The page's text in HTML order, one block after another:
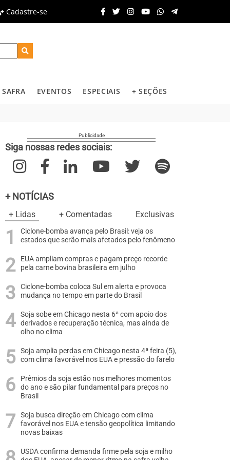
Cadastre-se
SAFRA EVENTOS ESPECIAIS + SEÇÕES
Siga nossas redes sociais:
+ NOTÍCIAS
+ Lidas + Comentadas Exclusivas
Ciclone-bomba avança pelo Brasil: veja os
estados que serão mais afetados pelo fenômeno
EUA ampliam compras e pagam preço recorde
pela carne bovina brasileira em julho
Ciclone-bomba coloca Sul em alerta e provoca
mudança no tempo em parte do Brasil
Soja sobe em Chicago nesta 6ª com apoio dos
derivados e recuperação técnica, mas ainda de
olho no clima
Soja amplia perdas em Chicago nesta 4ª feira (5),
com clima favorável nos EUA e pressão do farelo
Prêmios da soja estão nos melhores momentos
do ano e são pilar fundamental para preços no
Brasil
Soja busca direção em Chicago com clima
favorável nos EUA e tensão geopolítica limitando
novas baixas
USDA confirma demanda firme pela soja e milho